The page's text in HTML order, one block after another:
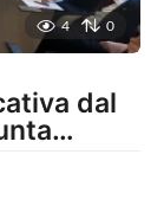
4 0
dal